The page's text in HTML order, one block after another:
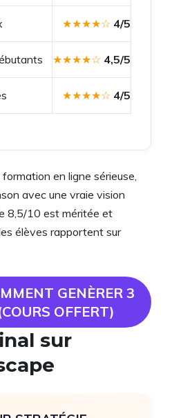
★★★★☆ 4/5
★★★★☆ 4,5/5
★★★★☆ 4/5
en ligne sérieuse,
avec une vraie vision
8,5/10 est méritée et
élèves rapportent sur
GENÈRER 3
OFFERT)
sur